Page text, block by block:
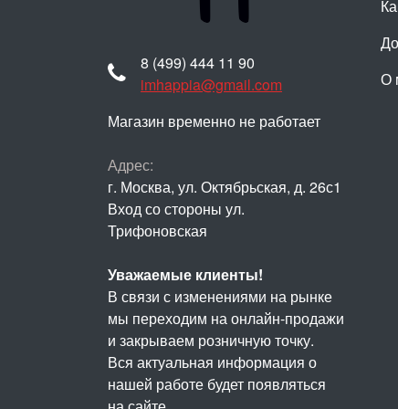
О
8 (499) 444 11 90
imhappia@gmail.com
Магазин временно не работает
Адрес:
г. Москва, ул. Октябрьская, д. 26с1
Вход со стороны ул.
Трифоновская
Уважаемые клиенты!
В связи с изменениями на рынке
мы переходим на онлайн-продажи
и закрываем розничную точку.
Вся актуальная информация о
нашей работе будет появляться